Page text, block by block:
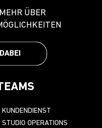
ÜBER
KUNDENDIENST
STUDIO OPERATIONS